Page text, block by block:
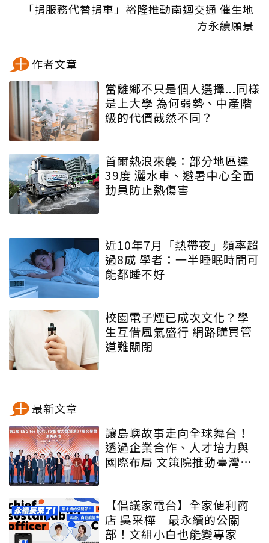
「捐服務代替捐車」裕隆推動南迴交通 催生地
方永續願景
作者文章
當離鄉不只是個人選擇...同樣
是上大學 為何弱勢、中產階
級的代價截然不同？
首爾熱浪來襲：部分地區達
39度 灑水車、避暑中心全面
動員防止熱傷害
近10年7月「熱帶夜」頻率超
過8成 學者：一半睡眠時間可
能都睡不好
校園電子煙已成次文化？學
生互借風氣盛行 網路購買管
道難關閉
最新文章
讓島嶼故事走向全球舞台！
透過企業合作、人才培力與
國際布局 文策院推動臺灣文
【倡議家電台】全家便利商
店 吳采樺｜最永續的公關
部！文組小白也能變專家